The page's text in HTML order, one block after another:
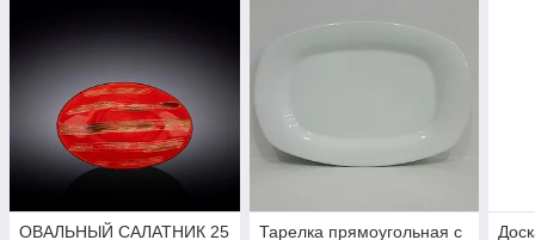
ОВАЛЬНЫЙ САЛАТНИК 25
Тарелка прямоугольная с